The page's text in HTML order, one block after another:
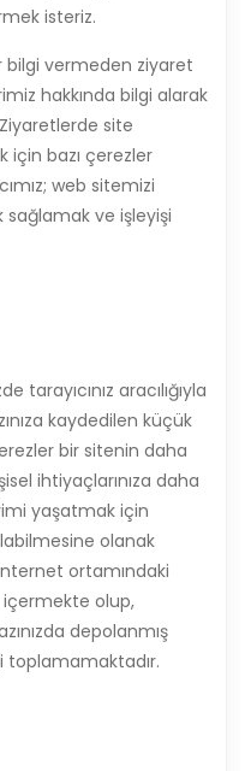
isteriz.
bilgi vermeden ziyaret
hakkında bilgi alarak
Ziyaretlerde site
için bazı çerezler
web sitemizi
sağlamak ve işleyişi
aracılığıyla
kaydedilen küçük
bir sitenin daha
ihtiyaçlarınıza daha
yaşatmak için
olanak
ortamındaki
olup,
depolanmış
toplamamaktadır.